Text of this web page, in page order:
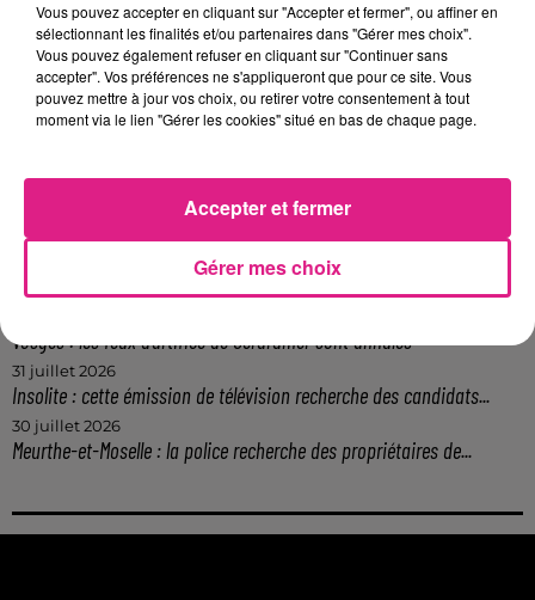
5 août 2026
Casting de Woof : l'Euro-Métropole de Metz part à la recherche de...
4 août 2026
Officiel : Gauthier Hein quitte le FC Metz pour l'OGC Nice
Officiel : le lac de Madine reporte son feu d’artifice
Eclipse Solaire du 12 août : où voir ce phénomène en Lorraine ?
Vosges : les feux d’artifice de Gérardmer sont annulés
31 juillet 2026
Insolite : cette émission de télévision recherche des candidats...
30 juillet 2026
Meurthe-et-Moselle : la police recherche des propriétaires de...
Vous pouvez accepter en cliquant sur "Accepter et fermer", ou affiner en
sélectionnant les finalités et/ou partenaires dans "Gérer mes choix".
Vous pouvez également refuser en cliquant sur "Continuer sans
accepter". Vos préférences ne s'appliqueront que pour ce site. Vous
pouvez mettre à jour vos choix, ou retirer votre consentement à tout
moment via le lien "Gérer les cookies" situé en bas de chaque page.
Gérer mes choix
Accepter et fermer